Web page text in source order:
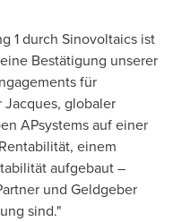
1 durch Sinovoltaics ist
Bestätigung unserer
für
Jacques, globaler
APsystems auf einer
einem
aufgebaut –
und Geldgeber
sind."